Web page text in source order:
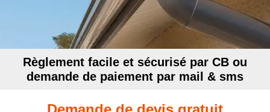
Règlement facile et sécurisé par CB ou
demande de paiement par mail & sms